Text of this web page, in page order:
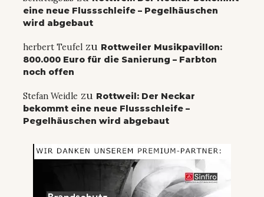
eine neue Flussschleife – Pegelhäuschen
wird abgebaut
herbert Teufel zu Rottweiler Musikpavillon:
800.000 Euro für die Sanierung – Farbton
noch offen
Stefan Weidle zu Rottweil: Der Neckar
bekommt eine neue Flussschleife –
Pegelhäuschen wird abgebaut